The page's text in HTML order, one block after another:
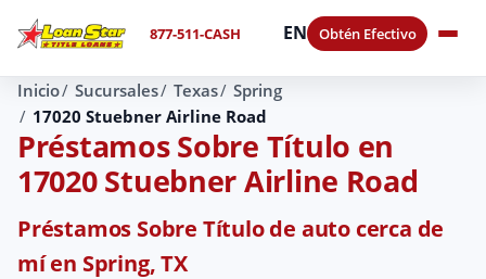
877-511-CASH EN Obtén Efectivo
Inicio Sucursales Texas
Spring
17020 Stuebner Airline Road
Préstamos Sobre Título en
17020 Stuebner Airline Road
Préstamos Sobre Título de auto cerca de
mí en Spring, TX